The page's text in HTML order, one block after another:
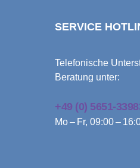
SERVICE
Telefonische
Beratung unter:
+49 (0) 5651-
Mo – Fr, 09:00 –